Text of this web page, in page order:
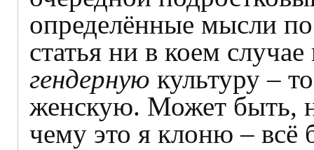
определённые мысли
статья ни в коем
гендерную культуру –
женскую. Может быть,
чему это я клоню – всё